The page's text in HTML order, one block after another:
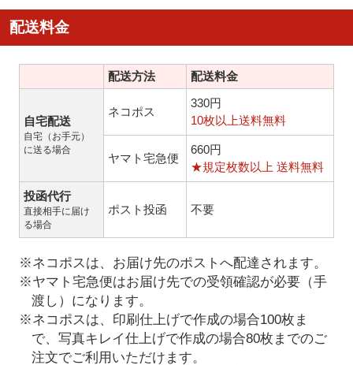
配送料金
配送方法 配送料金
自宅配送
自宅（お手元）
に送る場合
ネコポス
330円
10枚以上送料無料
ヤマト宅急便
660円
★規定枚数以上 送料無料
投函代行
直接相手に届け
る場合
ポスト投函 不要
※ネコポスは、お届け先のポストへ配達されます。
※ヤマト宅急便はお届け先での受領確認が必要（手
渡し）になります。
※ネコポスは、印刷仕上げで作成の場合100枚ま
で、写真キレイ仕上げで作成の場合80枚までのご
注文でご利用いただけます。